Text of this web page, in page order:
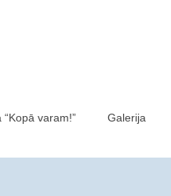
“Kopā varam!” Galerija